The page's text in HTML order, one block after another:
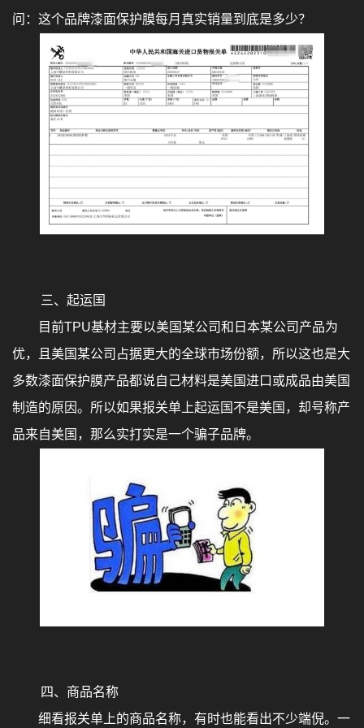
问：这个品牌漆面保护膜每月真实销量到底是多少？
三、起运国
目前TPU基材主要以美国某公司和日本某公司产品为
优，且美国某公司占据更大的全球市场份额，所以这也是大
多数漆面保护膜产品都说自己材料是美国进口或成品由美国
制造的原因。所以如果报关单上起运国不是美国，却号称产
品来自美国，那么实打实是一个骗子品牌。
四、商品名称
细看报关单上的商品名称，有时也能看出不少端倪。一